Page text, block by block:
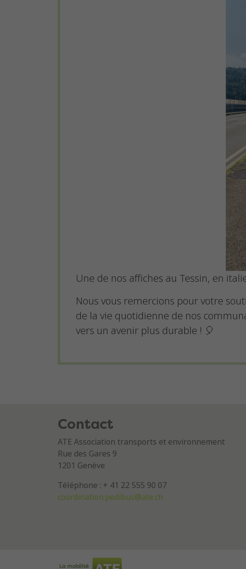
Une de nos affiches au Tessin, en
Nous vous remercions pour votre
de la vie quotidienne de nos
vers un avenir plus durable ! 🎈
Contact
ATE Association transports et environnement
Rue des Gares 9
1201 Genève
Téléphone : + 41 22 555 90 07
coordination.pedibus@ate.ch